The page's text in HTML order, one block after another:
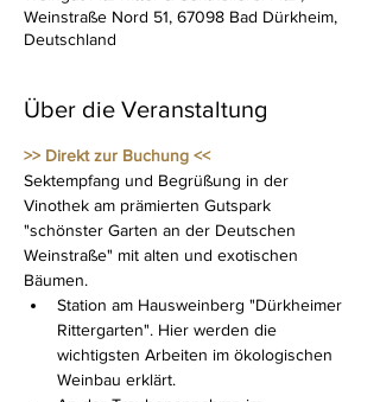
Weinstraße Nord 51, 67098 Bad Dürkheim,
Deutschland
Über die Veranstaltung
>> Direkt zur Buchung <<
Sektempfang und Begrüßung in der
Vinothek am prämierten Gutspark
"schönster Garten an der Deutschen
Weinstraße" mit alten und exotischen
Bäumen.
Station am Hausweinberg "Dürkheimer
Rittergarten". Hier werden die
wichtigsten Arbeiten im ökologischen
Weinbau erklärt.